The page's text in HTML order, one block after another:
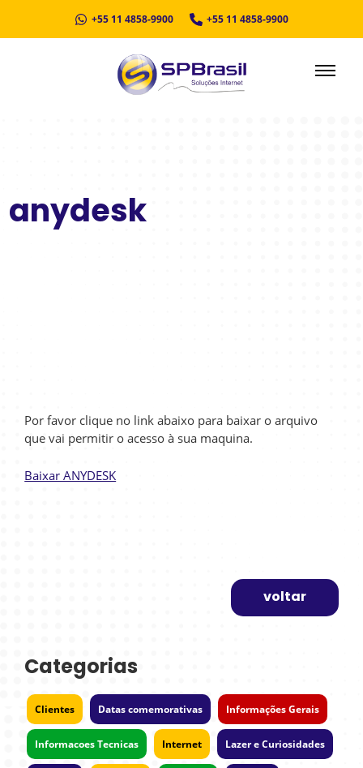
+55 11 4858-9900 +55 11 4858-9900
anydesk
Por favor clique no link abaixo para baixar o arquivo
que vai permitir o acesso à sua maquina.
Baixar ANYDESK
voltar
Categorias
Clientes Datas comemorativas Informações Gerais
Informacoes Tecnicas Internet Lazer e Curiosidades